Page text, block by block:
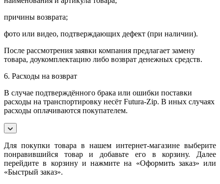
причины возврата;
фото или видео, подтверждающих дефект (при наличии).
После рассмотрения заявки компания предлагает замену
товара, доукомплектацию либо возврат денежных средств.
6. Расходы на возврат
В случае подтверждённого брака или ошибки поставки
расходы на транспортировку несёт Futura-Zip. В иных случаях
расходы оплачиваются покупателем.
Для покупки товара в нашем интернет-магазине выберите
понравившийся товар и добавьте его в корзину. Далее
перейдите в корзину и нажмите на «Оформить заказ» или
«Быстрый заказ».